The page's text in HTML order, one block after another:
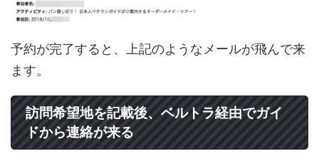
予約が完了すると、上記のようなメールが飛んで来
ます。
訪問希望地を記載後、ベルトラ経由でガイ
ドから連絡が来る